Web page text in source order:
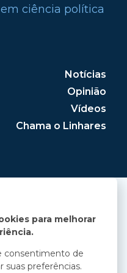
ciência política
Notícias
Opinião
Vídeos
Chama o Linhares
para melhorar
consentimento de
suas preferências.